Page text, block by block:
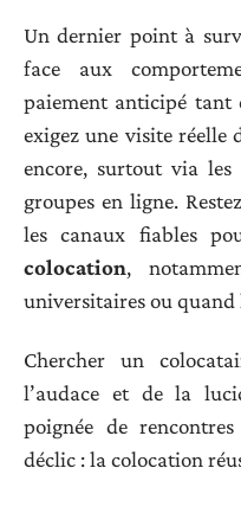
Un dernier point à
face aux
paiement anticipé tant
exigez une visite réelle
encore, surtout via les
groupes en ligne.
les canaux fiables
colocation,
universitaires ou quand
Chercher un
l’audace et de la
poignée de
déclic : la colocation